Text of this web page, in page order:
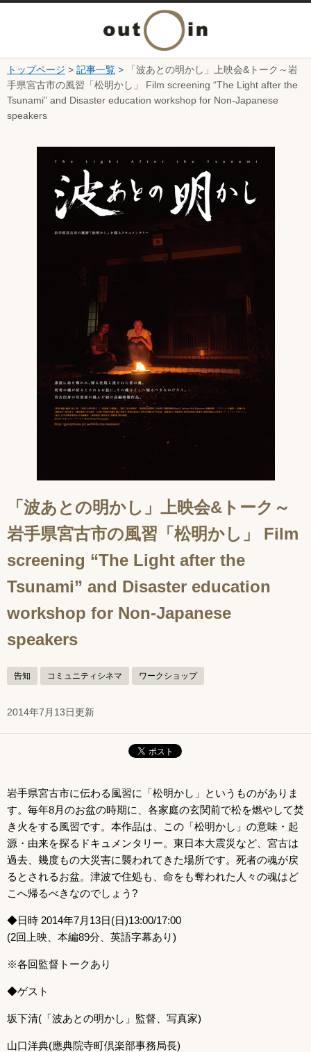
本文へ
ニ
ュ
トップページ > 記事一覧 > 「波あとの明かし」上映会&トーク～岩
手県宮古市の風習「松明かし」 Film screening “The Light after the
Tsunami” and Disaster education workshop for Non-Japanese
speakers
「波あとの明かし」上映会&トーク～
岩手県宮古市の風習「松明かし」 Film
screening “The Light after the
Tsunami” and Disaster education
workshop for Non-Japanese
speakers
告知 コミュニティシネマ ワークショップ
2014年7月13日更新
岩手県宮古市に伝わる風習に「松明かし」というものがありま
す。毎年8月のお盆の時期に、各家庭の玄関前で松を燃やして焚
き火をする風習です。本作品は、この「松明かし」の意味・起
源・由来を探るドキュメンタリー。東日本大震災など、宮古は
過去、幾度もの大災害に襲われてきた場所です。死者の魂が戻
るとされるお盆。津波で住処も、命をも奪われた人々の魂はど
こへ帰るべきなのでしょう?
◆日時 2014年7月13日(日)13:00/17:00
(2回上映、本編89分、英語字幕あり)
※各回監督トークあり
◆ゲスト
坂下清(「波あとの明かし」監督、写真家)
山口洋典(應典院寺町倶楽部事務局長)